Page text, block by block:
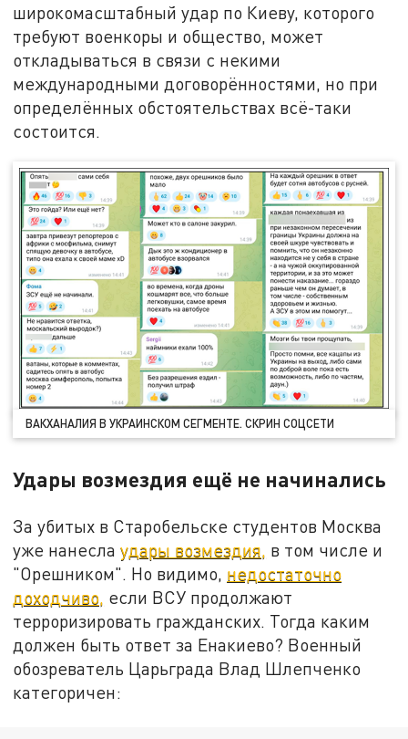
широкомасштабный удар по Киеву, которого
требуют военкоры и общество, может
откладываться в связи с некими
международными договорённостями, но при
определённых обстоятельствах всё-таки
состоится.
ВАКХАНАЛИЯ В УКРАИНСКОМ СЕГМЕНТЕ. СКРИН СОЦСЕТИ
Удары возмездия ещё не начинались
За убитых в Старобельске студентов Москва
уже нанеслаудары возмездия, в том числе и
"Орешником". Но видимо, недостаточно
доходчиво, если ВСУ продолжают
терроризировать гражданских. Тогда каким
должен быть ответ за Енакиево? Военный
обозреватель Царьграда Влад Шлепченко
категоричен: